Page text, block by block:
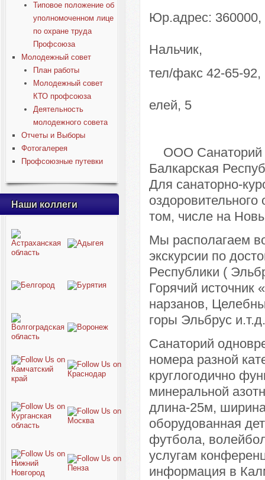
Типовое положение об
уполномоченном лице
по охране труда
Профсоюза
Молодежный совет
План работы
Молодежный совет
КТО профсоюза
Деятельность
молодежного совета
Отчеты и Выборы
Фотогалерея
Профсоюзные путевки
Наши коллеги
Юр.адрес: 360000,
Нальчик,
тел/факс
елей, 5
ООО Санаторий
Балкарская
Для санаторно-
том, числе на
Мы располагаем
экскурсии по
Республики (
Горячий источник
нарзанов,
горы Эльбрус
Санаторий
номера разной
круглогодично
минеральной
длина-25м,
оборудованная
футбола,
услугам
информация в